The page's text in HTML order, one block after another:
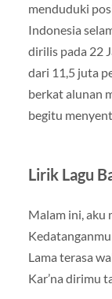
menduduki
Indonesia
dirilis pada 22
dari 11,5 juta
berkat alunan
begitu
Lirik Lagu
Malam ini, aku
Lama terasa
Kar’na dirimu